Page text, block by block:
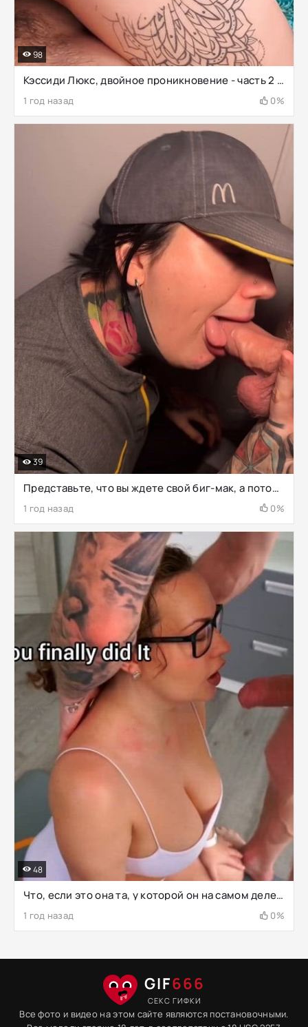
Кэссиди Люкс, двойное проникновение - часть 2 - мокрые хуи скользят от двойного проникновения к двойному проникновению
1 год назад 0%
98
Представьте, что вы ждете свой биг-мак, а потом внезапно обслуживающая вас женщина выводит вас из спины, становится на колени и начинает глубоко заглатывать ваш член
1 год назад 0%
39
Что, если это она та, у которой он на самом деле забрал свой извращенный разум...(Часть 5)
1 год назад 0%
48
GIF666
СЕКС ГИФКИ
Все фото и видео на этом сайте являются постановочными.